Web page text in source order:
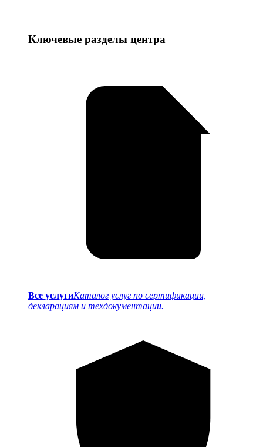
Ключевые разделы центра
Все услугиКаталог услуг по сертификации,
декларациям и техдокументации.